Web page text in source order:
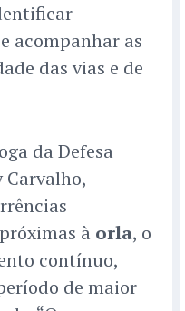
acompanhar as
das vias e de
da Defesa
Carvalho,
à orla, o
contínuo,
de maior